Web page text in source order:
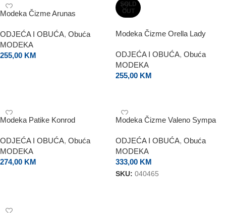
Modeka Čizme Arunas
ODJEĆA I OBUĆA, Obuća
MODEKA
255,00 KM
SOLD
OUT
Modeka Čizme Orella Lady
ODJEĆA I OBUĆA, Obuća
MODEKA
255,00 KM
Modeka Patike Konrod
ODJEĆA I OBUĆA, Obuća
MODEKA
274,00 KM
Modeka Čizme Valeno Sympa
ODJEĆA I OBUĆA, Obuća
MODEKA
333,00 KM
SKU: 040465